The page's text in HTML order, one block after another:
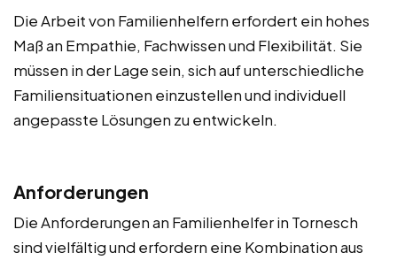
Die Arbeit von Familienhelfern erfordert ein hohes
Maß an Empathie, Fachwissen und Flexibilität. Sie
müssen in der Lage sein, sich auf unterschiedliche
Familiensituationen einzustellen und individuell
angepasste Lösungen zu entwickeln.
Anforderungen
Die Anforderungen an Familienhelfer in Tornesch
sind vielfältig und erfordern eine Kombination aus